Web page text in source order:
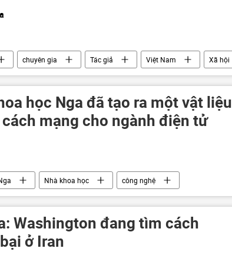
chuyên gia Tác giả Việt Nam
Xã hội
học Nga đã tạo ra một vật liệu
mạng cho ngành điện tử
Nhà khoa học công nghệ
Washington đang tìm cách
ở Iran